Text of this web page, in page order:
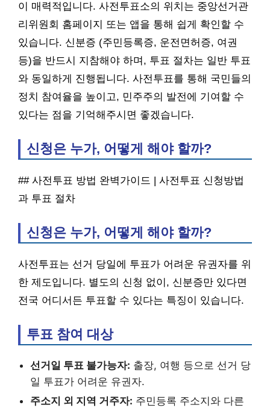
이 매력적입니다. 사전투표소의 위치는 중앙선거관
리위원회 홈페이지 또는 앱을 통해 쉽게 확인할 수
있습니다. 신분증 (주민등록증, 운전면허증, 여권
등)을 반드시 지참해야 하며, 투표 절차는 일반 투표
와 동일하게 진행됩니다. 사전투표를 통해 국민들의
정치 참여율을 높이고, 민주주의 발전에 기여할 수
있다는 점을 기억해주시면 좋겠습니다.
신청은 누가, 어떻게 해야 할까?
## 사전투표 방법 완벽가이드 | 사전투표 신청방법
과 투표 절차
신청은 누가, 어떻게 해야 할까?
사전투표는 선거 당일에 투표가 어려운 유권자를 위
한 제도입니다. 별도의 신청 없이, 신분증만 있다면
전국 어디서든 투표할 수 있다는 특징이 있습니다.
투표 참여 대상
선거일 투표 불가능자: 출장, 여행 등으로 선거 당
일 투표가 어려운 유권자.
주소지 외 지역 거주자: 주민등록 주소지와 다른